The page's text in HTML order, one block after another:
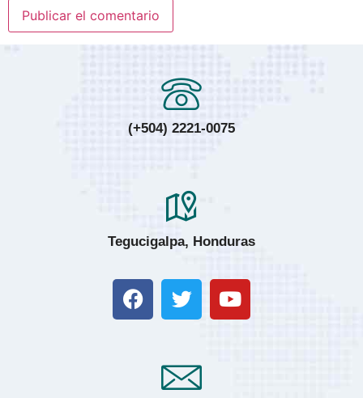
(+504) 2221-0075
Tegucigalpa, Honduras